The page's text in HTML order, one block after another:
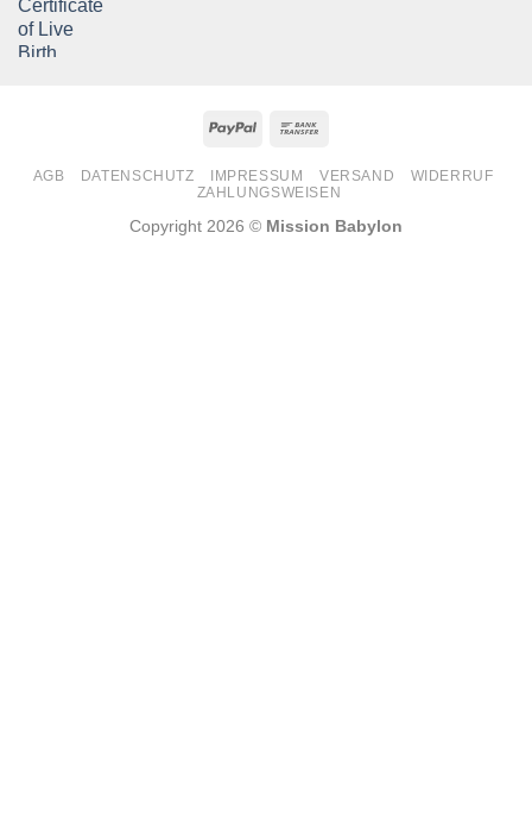
PayPal
AGB DATENSCHUTZ IMPRESSUM VERSAND
WIDERRUF
ZAHLUNGSWEISEN
Copyright 2026 © Mission Babylon